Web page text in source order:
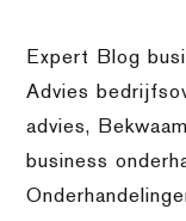
Expert Blog
Advies
advies,
business